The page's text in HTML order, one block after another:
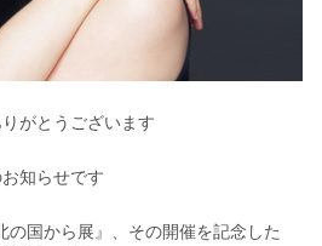
がとうございます
知らせです
の国から展』、その開催を記念した